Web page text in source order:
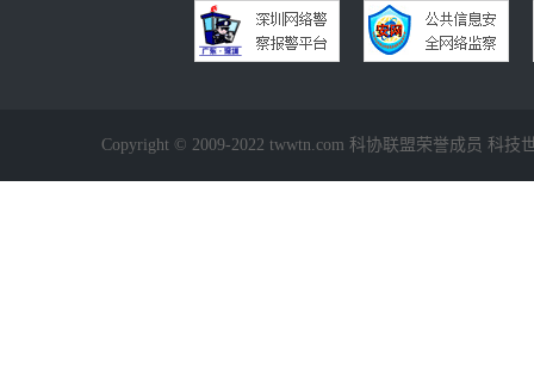
Copyright © 2009-2022 twwtn.com 科协联盟荣誉成员 科